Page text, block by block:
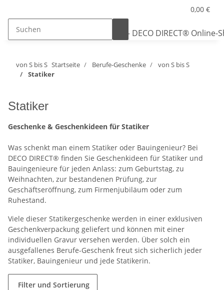
0,00 €
von S bis S Startseite Berufe-Geschenke
von S bis S
Statiker
Statiker
Geschenke & Geschenkideen für Statiker
Was schenkt man einem Statiker oder Bauingenieur? Bei
DECO DIRECT® finden Sie Geschenkideen für Statiker und
Bauingenieure für jeden Anlass: zum Geburtstag, zu
Weihnachten, zur bestandenen Prüfung, zur
Geschäftseröffnung, zum Firmenjubiläum oder zum
Ruhestand.
Viele dieser Statikergeschenke werden in einer exklusiven
Geschenkverpackung geliefert und können mit einer
individuellen Gravur versehen werden. Über solch ein
ausgefallenes Berufe-Geschenk freut sich sicherlich jeder
Statiker, Bauingenieur und jede Statikerin.
Filter und Sortierung